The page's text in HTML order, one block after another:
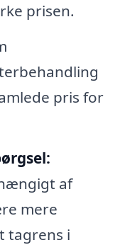
prisen.
pris for
af
mere
tagrens i